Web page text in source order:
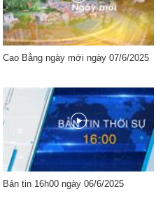
Cao Bằng ngày mới ngày 07/6/2025
Bản tin 16h00 ngày 06/6/2025